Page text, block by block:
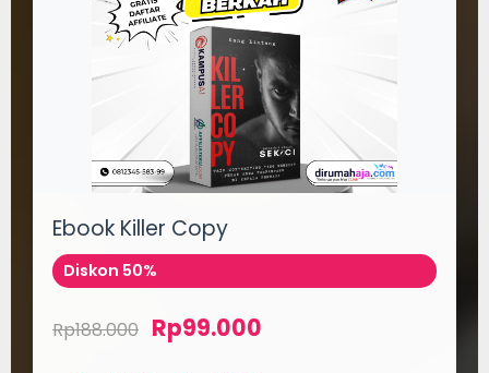
Ebook Killer Copy
Diskon 50%
Rp188.000 Rp99.000